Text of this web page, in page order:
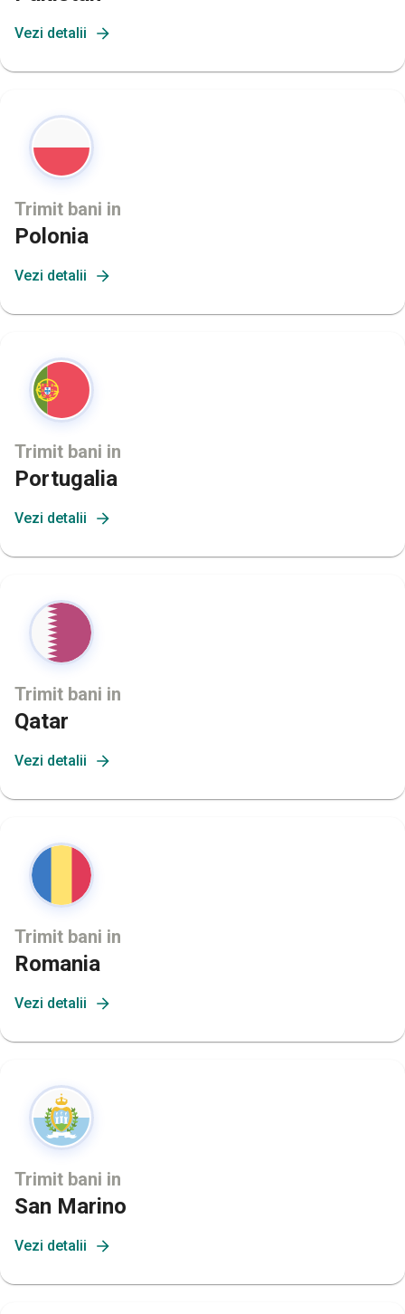
Vezi detalii
Trimit bani in
Polonia
Vezi detalii
Trimit bani in
Portugalia
Vezi detalii
Trimit bani in
Qatar
Vezi detalii
Trimit bani in
Romania
Vezi detalii
Trimit bani in
San Marino
Vezi detalii